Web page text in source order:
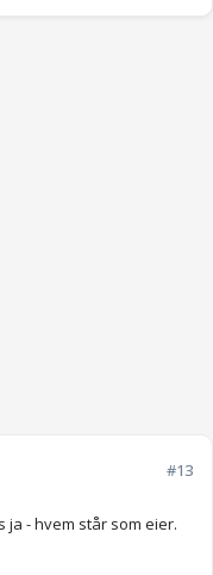
#13
ja - hvem står som eier.